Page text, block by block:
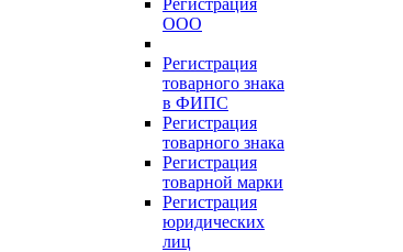
Регистрация
ООО
Регистрация
товарного знака
в ФИПС
Регистрация
товарного знака
Регистрация
товарной марки
Регистрация
юридических
лиц